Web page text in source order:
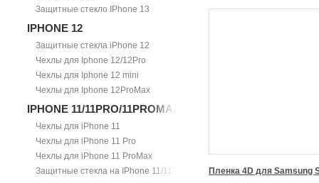
Защитные стекло IPhone 13
IPHONE 12
Защитные стекла iPhone 12
Чехлы для Iphone 12/12Pro
Чехлы для Iphone 12 mini
Чехлы для Iphone 12ProMax
IPHONE 11/11PRO/11PROMAX
Чехлы для iPhone 11
Чехлы для iPhone 11 Pro
Чехлы для iPhone 11 ProMax
Защитные стекла на IPhone 11/11Pro/11ProMaxПленка 4D для Samsung